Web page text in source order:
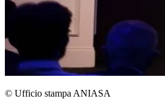
© Ufficio stampa ANIASA